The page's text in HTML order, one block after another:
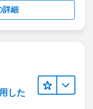
詳細
した